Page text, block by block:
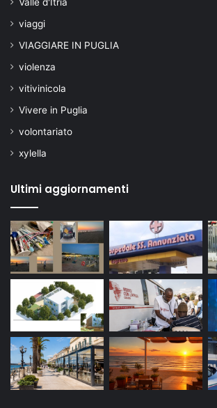
viaggi
VIAGGIARE IN PUGLIA
violenza
vitivinicola
Vivere in Puglia
volontariato
xylella
Ultimi aggiornamenti